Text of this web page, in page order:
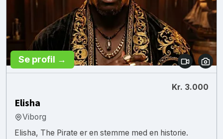
Se profil →
Kr. 3.000
Elisha
Viborg
Elisha, The Pirate er en stemme med en historie.